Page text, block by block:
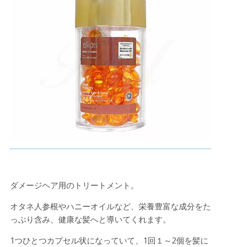
ダメージヘア用のトリートメント。
オタネ人参根やハニーオイルなど、栄養豊富な成分をた
っぷり含み、健康な髪へと導いてくれます。
1つひとつカプセル状になっていて、1回１～2個を髪に